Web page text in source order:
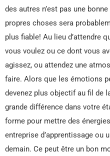
des autres n’est pas une
propres choses sera
plus fiable! Au lieu d’attendre
vous voulez ou ce dont vous
agissez, ou attendez une
faire. Alors que les émotions
devenez plus objectif au fil de
grande différence dans votre
forme pour mettre des
entreprise d’apprentissage ou
demain. Ce peut être un bon